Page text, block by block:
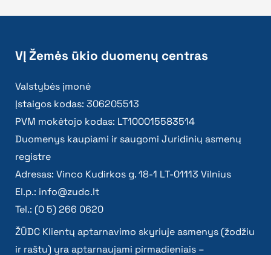
VĮ Žemės ūkio duomenų centras
Valstybės įmonė
Įstaigos kodas: 306205513
PVM mokėtojo kodas: LT100015583514
Duomenys kaupiami ir saugomi Juridinių asmenų
registre
Adresas: Vinco Kudirkos g. 18-1 LT-01113 Vilnius
El.p.: info@zudc.lt
Tel.: (0 5) 266 0620
ŽŪDC Klientų aptarnavimo skyriuje asmenys (žodžiu
ir raštu) yra aptarnaujami pirmadieniais –